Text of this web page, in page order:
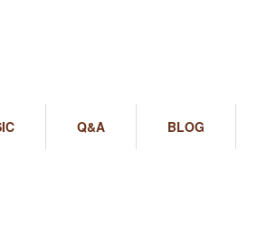
Q&A BLOG